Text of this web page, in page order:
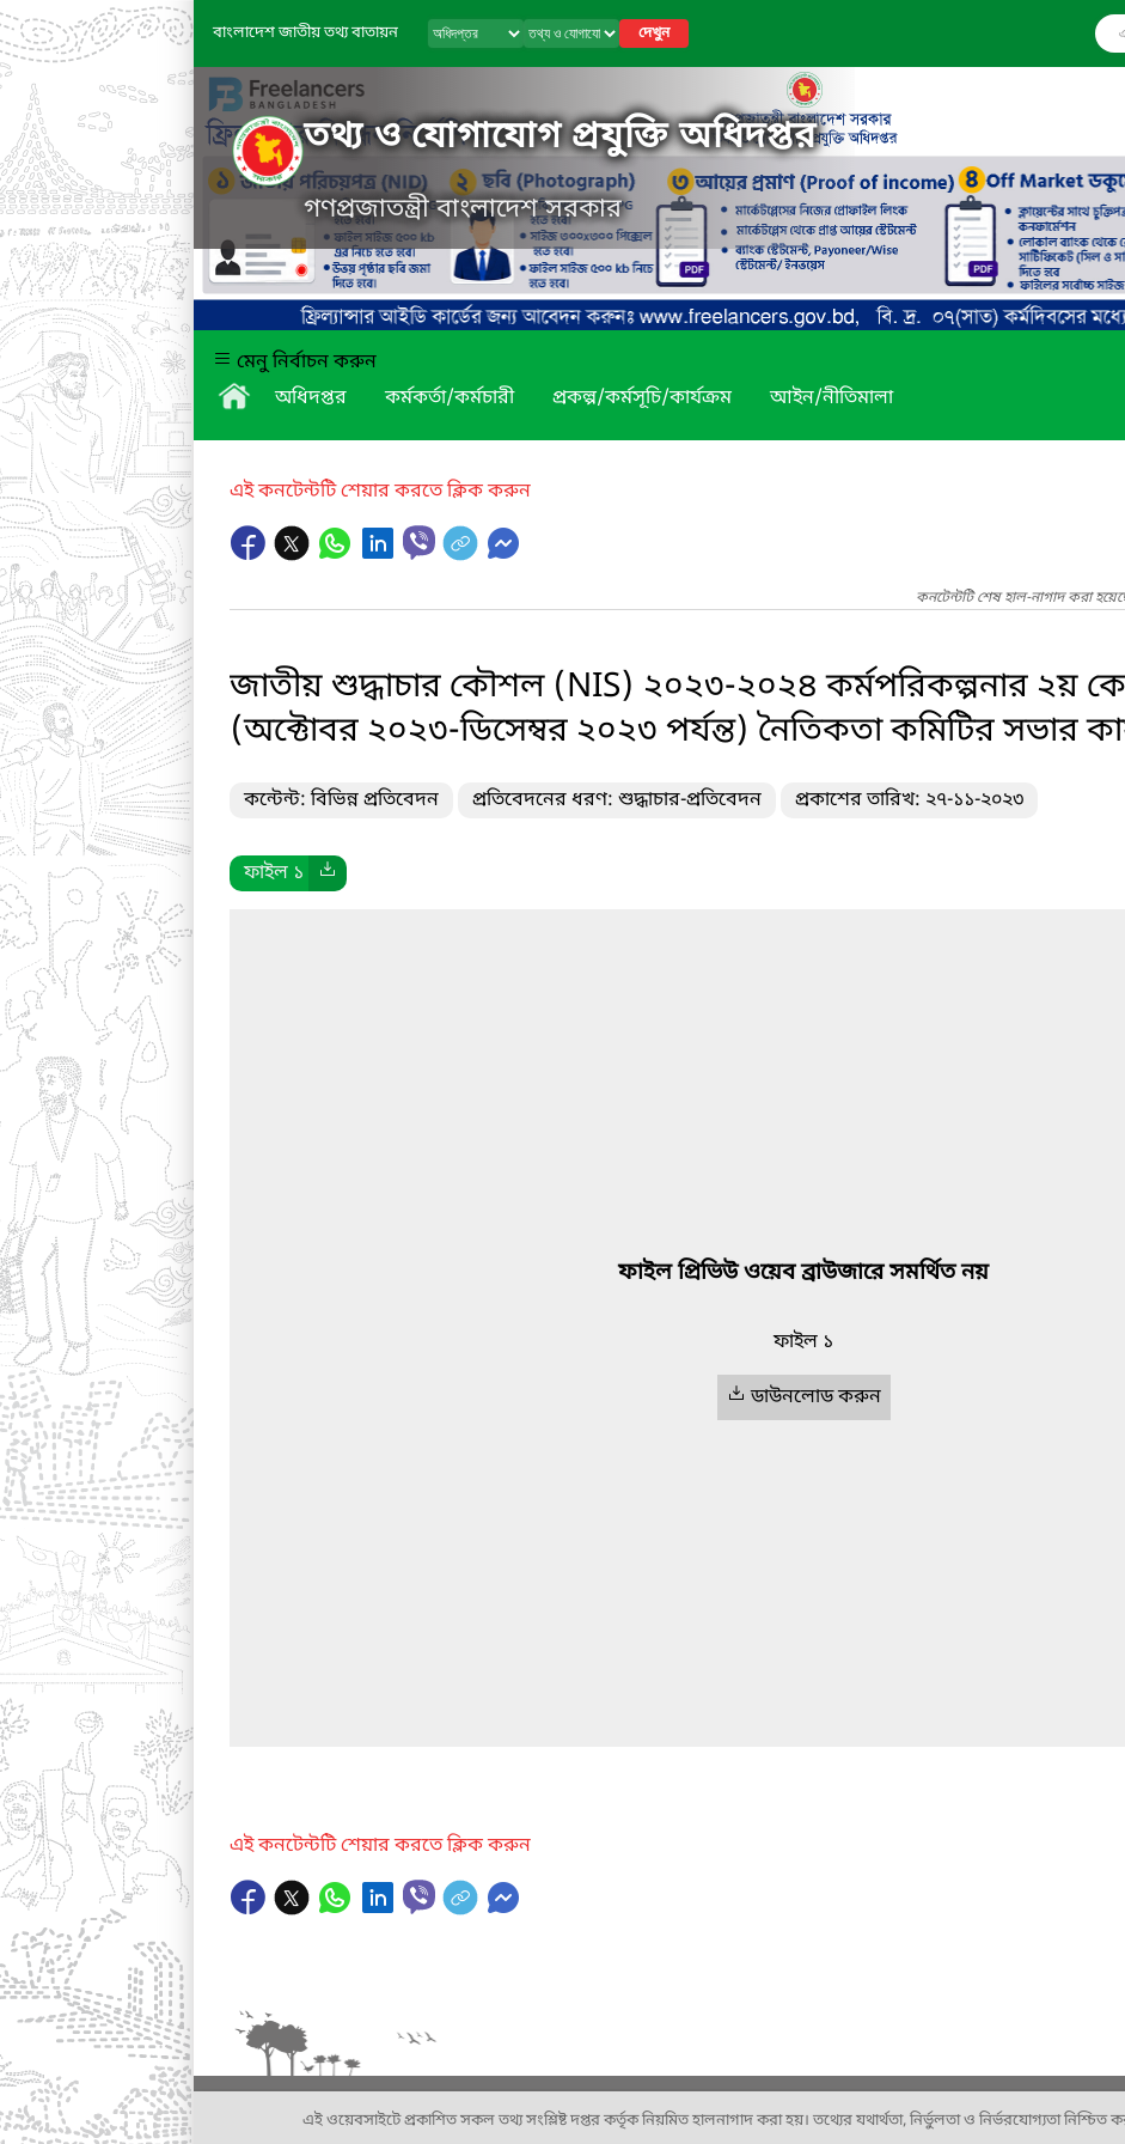
বাংলাদেশ জাতীয় তথ্য বাতায়ন দেখুন
তথ্য ও যোগাযোগ প্রযুক্তি অধিদপ্তর
গণপ্রজাতন্ত্রী বাংলাদেশ সরকার
মেনু নির্বাচন করুন
অধিদপ্তর
কর্মকর্তা/কর্মচারী প্রকল্প/কর্মসূচি/কার্যক্রম আইন/নীতিমালা
এই কনটেন্টটি শেয়ার করতে ক্লিক করুন
কনটেন্টটি শেষ হাল-নাগাদ করা
জাতীয় শুদ্ধাচার কৌশল (NIS) ২০২৩-২০২৪ কর্মপরিকল্পনার ২য়
(অক্টোবর ২০২৩-ডিসেম্বর ২০২৩ পর্যন্ত) নৈতিকতা কমিটির সভার
কন্টেন্ট: বিভিন্ন প্রতিবেদন প্রতিবেদনের ধরণ: শুদ্ধাচার-প্রতিবেদন প্রকাশের তারিখ: ২৭-১১-২০২৩
ফাইল ১
ফাইল প্রিভিউ ওয়েব ব্রাউজারে সমর্থিত নয়
ফাইল ১
ডাউনলোড করুন
এই কনটেন্টটি শেয়ার করতে ক্লিক করুন
এই ওয়েবসাইটে প্রকাশিত সকল তথ্য সংশ্লিষ্ট দপ্তর কর্তৃক নিয়মিত হালনাগাদ করা হয়। তথ্যের যথার্থতা, নির্ভুলতা ও নির্ভরযোগ্যতা নিশ্চিত